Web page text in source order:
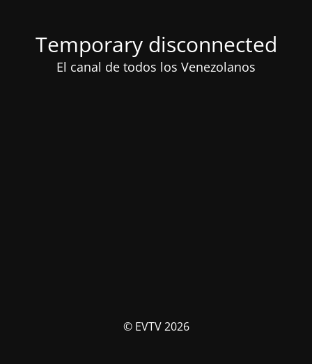
Temporary disconnected
El canal de todos los Venezolanos
© EVTV 2026